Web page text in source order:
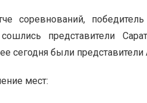
победитель
представители
сегодня были представители
мест: